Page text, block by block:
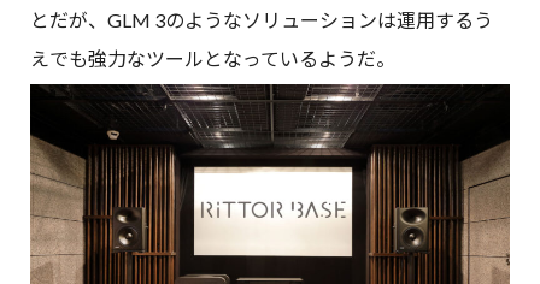
とだが、GLM 3のようなソリューションは運用するう
えでも強力なツールとなっているようだ。